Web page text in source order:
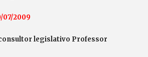
07/2009
consultor legislativo Professor